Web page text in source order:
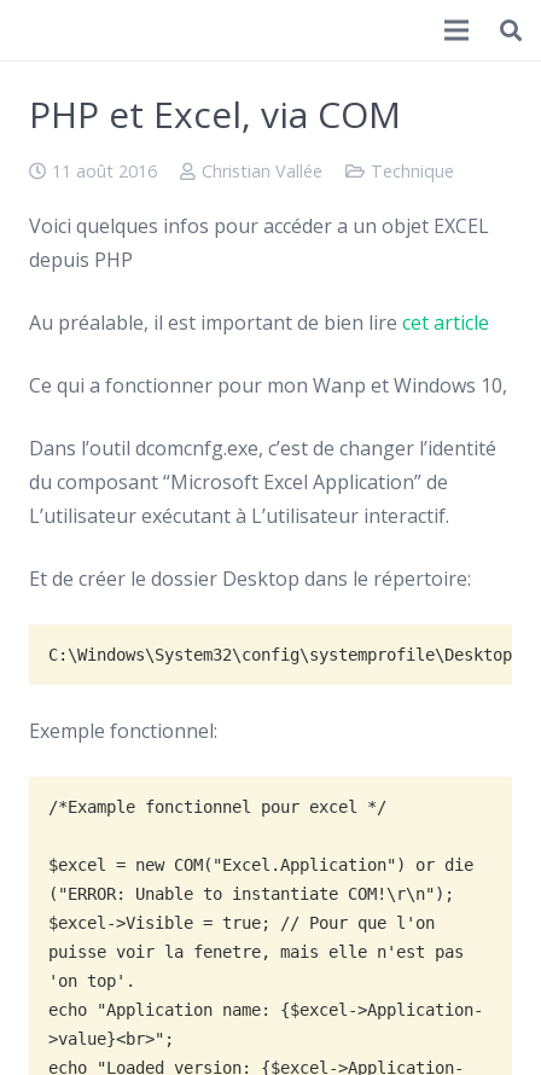
PHP et Excel, via COM
11 août 2016 Christian Vallée Technique
Voici quelques infos pour accéder a un objet EXCEL
depuis PHP
Au préalable, il est important de bien lire cet article
Ce qui a fonctionner pour mon Wanp et Windows 10,
Dans l’outil dcomcnfg.exe, c’est de changer l’identité
du composant “Microsoft Excel Application” de
L’utilisateur exécutant à L’utilisateur interactif.
Et de créer le dossier Desktop dans le répertoire:
Exemple fonctionnel:
/*Example fonctionnel pour excel */
$excel = new COM("Excel.Application") or die
("ERROR: Unable to instantiate COM!\r\n");
$excel->Visible = true; // Pour que l'on
puisse voir la fenetre, mais elle n'est pas
'on top'.
echo "Application name: {$excel->Application-
>value}<br>";
echo "Loaded version: {$excel->Application-